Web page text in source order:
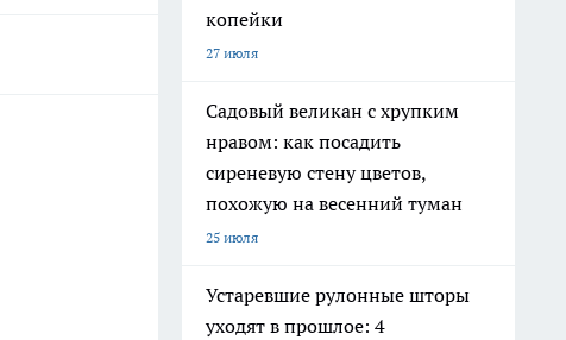
копейки
27 июля
Садовый великан с хрупким
нравом: как посадить
сиреневую стену цветов,
похожую на весенний туман
25 июля
Устаревшие рулонные шторы
уходят в прошлое: 4